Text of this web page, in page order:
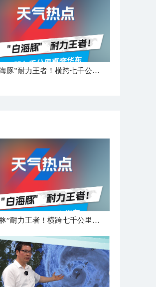
“白海豚”耐力王者！横跨七千公里直奔华东
“白海豚”耐力王者！横跨七千公里直奔华东